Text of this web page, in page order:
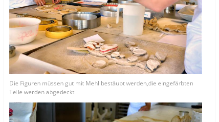
Die Figuren müssen gut mit Mehl bestäubt werden,die eingefärbten
Teile werden abgedeckt